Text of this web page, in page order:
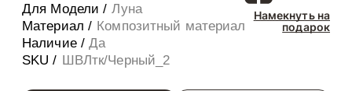
Для Модели / Луна
Материал / Композитный материал
Наличие /Да
SKU / ШВЛтк/Черный_2
Намекнуть на
подарок